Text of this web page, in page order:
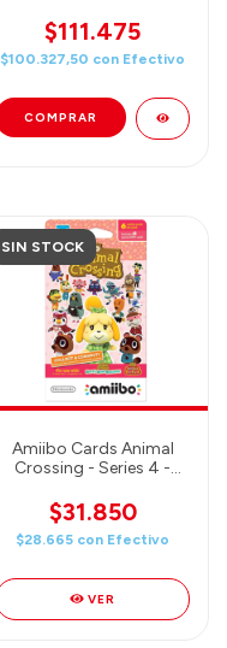
$111.475
$100.327,50 con Efectivo
SIN STOCK
Amiibo Cards Animal
Crossing - Series 4 -
$31.850
$28.665 con Efectivo
VER